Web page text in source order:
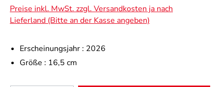
Preise inkl. MwSt. zzgl. Versandkosten ja nach
Lieferland (Bitte an der Kasse angeben)
Erscheinungsjahr : 2026
Größe : 16,5 cm